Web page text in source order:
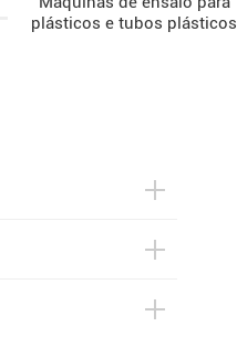
plásticos e tubos plásticos